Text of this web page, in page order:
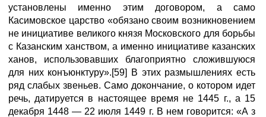
установлены именно этим договором, а само
Касимовское царство «обязано своим возникновением
не инициативе великого князя Московского для борьбы
с Казанским ханством, а именно инициативе казанских
ханов, использовавших благоприятно сложившуюся
для них конъюнктуру».[59] В этих размышлениях есть
ряд слабых звеньев. Само докончание, о котором идет
речь, датируется в настоящее время не 1445 г., а 15
декабря 1448 — 22 июля 1449 г. В нем говорится: «А з